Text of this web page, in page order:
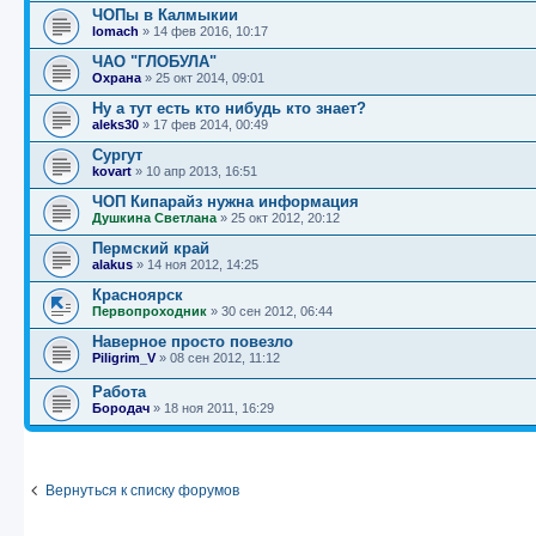
ЧОПы в Калмыкии
lomach » 14 фев 2016, 10:17
ЧАО "ГЛОБУЛА"
Охрана » 25 окт 2014, 09:01
Ну а тут есть кто нибудь кто знает?
aleks30 » 17 фев 2014, 00:49
Сургут
kovart » 10 апр 2013, 16:51
ЧОП Кипарайз нужна информация
Душкина Светлана » 25 окт 2012, 20:12
Пермский край
alakus » 14 ноя 2012, 14:25
Красноярск
Первопроходник » 30 сен 2012, 06:44
Наверное просто повезло
Piligrim_V » 08 сен 2012, 11:12
Работа
Бородач » 18 ноя 2011, 16:29
Вернуться к списку форумов